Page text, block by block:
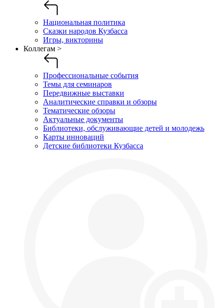
Национальная политика
Сказки народов Кузбасса
Игры, викторины
Коллегам >
Профессиональные события
Темы для семинаров
Передвижные выставки
Аналитические справки и обзоры
Тематические обзоры
Актуальные документы
Библиотеки, обслуживающие детей и молодежь
Карты инноваций
Детские библиотеки Кузбасса